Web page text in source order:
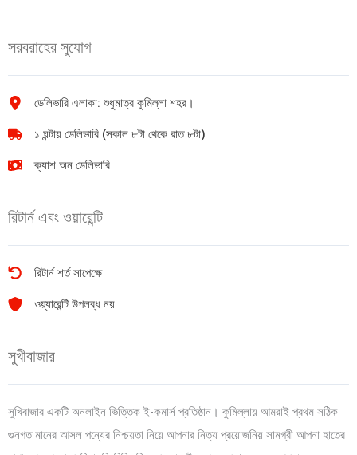
quantity
1pic
সরবরাহের সুযোগ
ডেলিভারি এলাকা: শুধুমাত্র কুমিল্লা শহর।
১ ঘন্টায় ডেলিভারি (সকাল ৮টা থেকে রাত ৮টা)
ক্যাশ অন ডেলিভারি
রিটার্ন এবং ওয়ারেন্টি
রিটার্ন শর্ত সাপেক্ষে
ওয়্যারেন্টি উপলব্ধ নয়
সুখীবাজার
সুখিবাজার একটি অনলাইন ভিত্তিক ই-কমার্স প্রতিষ্ঠান। কুমিল্লায় আমরাই প্রথম সঠিক
গুনগত মানের আসল পন্যের নিশ্চয়তা নিয়ে আপনার নিত্য প্রয়োজনিয় সামগ্রী আপনা হাতের